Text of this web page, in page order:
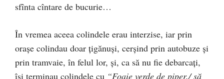
sfînta cîntare de bucurie…
În vremea aceea colindele erau interzise, iar prin
oraşe colindau doar ţigănuşi, cerşind prin autobuze şi
prin tramvaie, în felul lor, şi, ca să nu fie debarcaţi,
îşi terminau colindele cu “Foaie verde de piper,/ să